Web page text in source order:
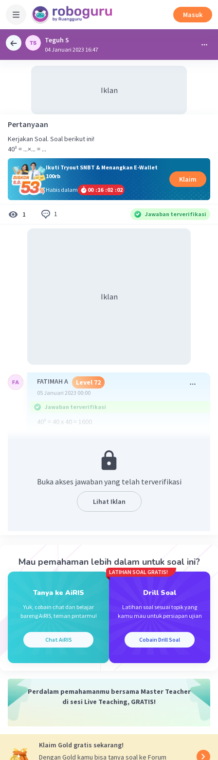
Masuk
Teguh S
04 Januari 2023 16:47
Iklan
Pertanyaan
Kerjakan Soal. Soal berikut ini!
40² = ...×... = ...
Ikuti Tryout SNBT & Menangkan E-Wallet
100rb
Habis dalam
00 :16 :02 :01
Klaim
1 1 Jawaban terverifikasi
Iklan
FATIMAH A Level 72
05 Januari 2023 00:00
Jawaban terverifikasi
40² = 40 x 40 = 1600
Buka akses jawaban yang telah terverifikasi
Lihat Iklan
Mau pemahaman lebih dalam untuk soal ini?
Tanya ke AiRIS
Yuk, cobain chat dan belajar
bareng AiRIS, teman pintarmu!
Chat AiRIS
LATIHAN SOAL GRATIS!
Drill Soal
Latihan soal sesuai topik yang
kamu mau untuk persiapan ujian
Cobain Drill Soal
Perdalam pemahamanmu bersama Master Teacher
di sesi Live Teaching, GRATIS!
Klaim Gold gratis sekarang!
Dengan Gold kamu bisa tanya soal ke Forum